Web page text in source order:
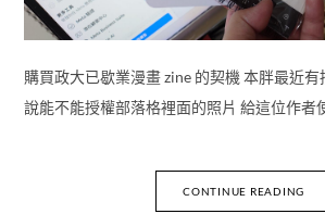
購買政大已歇業漫畫 zine 的契機 本胖最近
說能不能授權部落格裡面的照片 給這位作者
CONTINUE READING